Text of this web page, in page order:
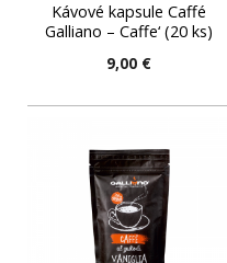
Kávové kapsule Caffé
Galliano – Caffe‘ (20 ks)
9,00 €